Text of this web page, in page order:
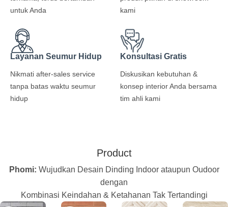
untuk Anda
kami
Layanan Seumur Hidup
Nikmati after-sales service
tanpa batas waktu seumur
hidup
Konsultasi Gratis
Diskusikan kebutuhan &
konsep interior Anda bersama
tim ahli kami
Product
Phomi: Wujudkan Desain Dinding Indoor ataupun Oudoor
dengan
Kombinasi Keindahan & Ketahanan Tak Tertandingi